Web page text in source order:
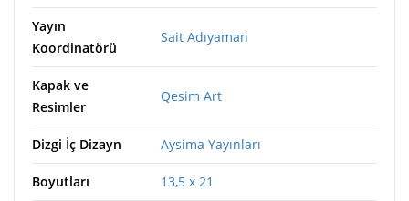
Yayın
Koordinatörü
Sait Adıyaman
Kapak ve
Resimler
Qesim Art
Dizgi İç Dizayn Aysima Yayınları
Boyutları 13,5 x 21